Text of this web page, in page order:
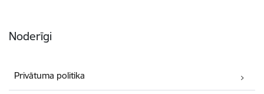
Noderīgi
Privātuma politika